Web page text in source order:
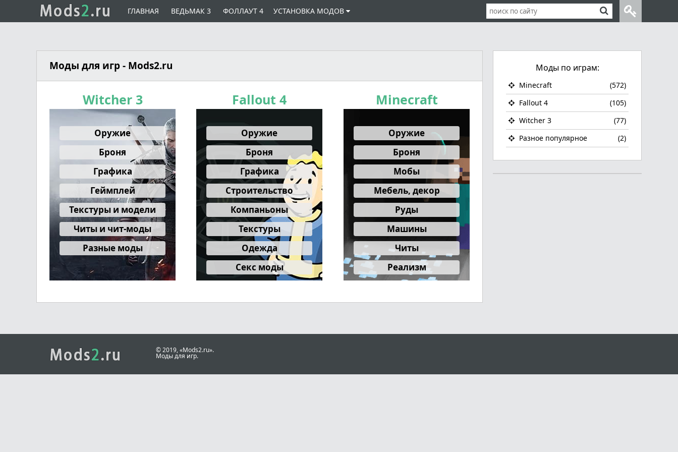
ГЛАВНАЯ ВЕДЬМАК 3 ФОЛЛАУТ 4 УСТАНОВКА МОДОВ
Моды для игр - Mods2.ru
Witcher 3
Оружие
Броня
Графика
Геймплей
Текстуры и модели
Читы и чит-моды
Разные моды
Fallout 4
Оружие
Броня
Графика
Cтроительство
Компаньоны
Текстуры
Одежда
Секс моды
Minecraft
Оружие
Броня
Мобы
Мебель, декор
Руды
Машины
Читы
Реализм
Моды по играм:
Minecraft
(572)
Fallout 4
(105)
Witcher 3
(77)
Разное популярное
(2)
© 2019, «Mods2.ru».
Моды для игр.